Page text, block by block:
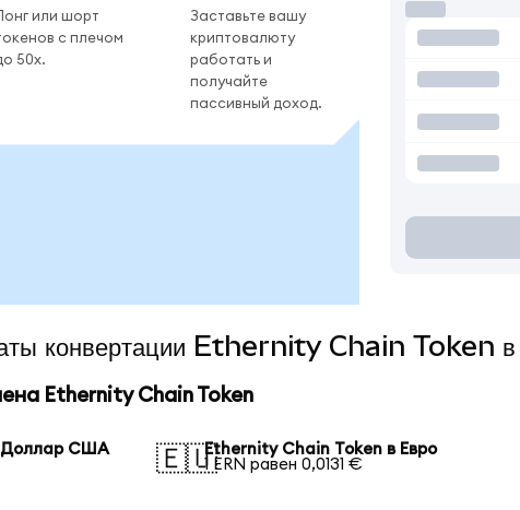
или шорт
с плечом
50x.
Заставьте вашу
криптовалюту
работать и
получайте
пассивный доход.
конвертации Ethernity Chain Token
Ethernity Chain Token
Доллар США
🇪🇺Ethernity Chain Token в Евро
1 ERN равен 0,0131 €